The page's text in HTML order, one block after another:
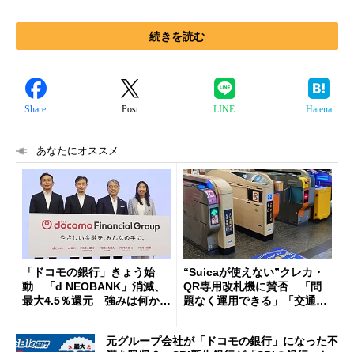
続きを読む
Share Post LINE Hatena
あなたにオススメ
「ドコモの銀行」きょう始
動 「d NEOBANK」消滅、
最大4.5％還元 強みは何か解
“Suicaが使えない”クレカ・
QR専用改札機に賛否 「問
題なく運用できる」「交通系I
元グループ会社が「ドコモの銀行」になった不